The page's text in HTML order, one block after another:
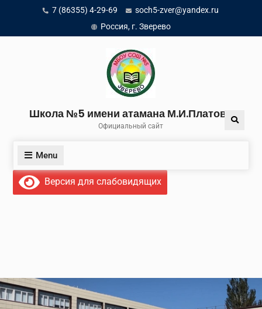
content
7 (86355) 4-29-69
soch5-zver@yandex.ru
Россия, г. Зверево
Школа №5 имени атамана М.И.Платова
Официальный сайт
Menu
Search
Версия для слабовидящих